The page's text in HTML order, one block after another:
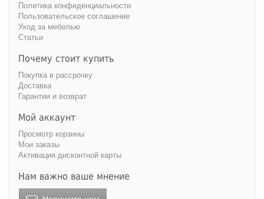
Политика конфиденциальности
Пользовательское соглашение
Уход за мебелью
Статьи
Почему стоит купить
Покупка в рассрочку
Доставка
Гарантии и возврат
Мой аккаунт
Просмотр корзины
Мои заказы
Активация дисконтной карты
Нам важно ваше мнение